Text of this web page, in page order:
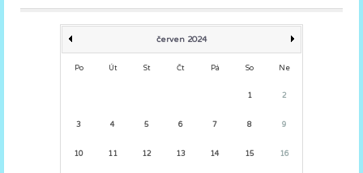
červen 2024
Po Út St Čt Pá So Ne
1 2
3 4 5 6 7 8 9
10 11 12 13 14 15 16